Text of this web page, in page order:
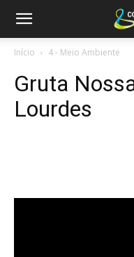
Início 4 - Meio Ambiente
Gruta
Lourdes